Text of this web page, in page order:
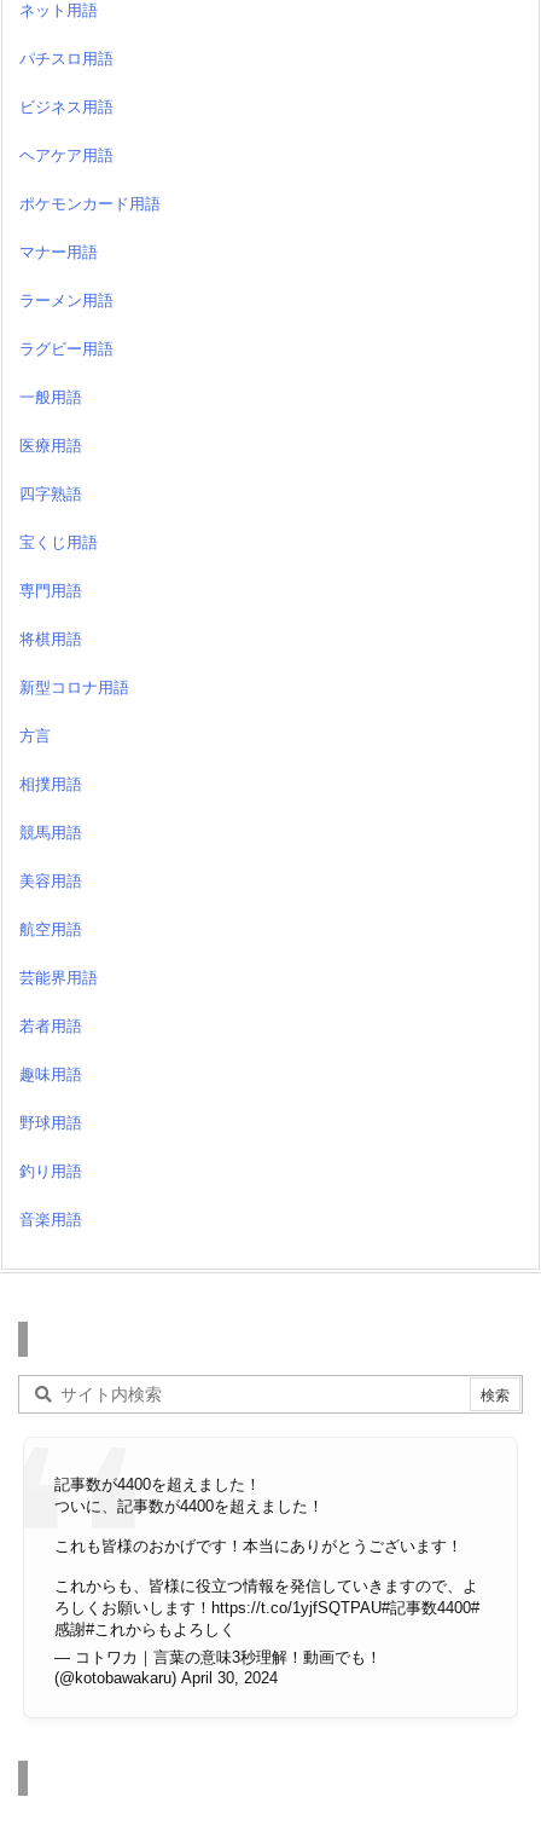
ネット用語
パチスロ用語
ビジネス用語
ヘアケア用語
ポケモンカード用語
マナー用語
ラーメン用語
ラグビー用語
一般用語
医療用語
四字熟語
宝くじ用語
専門用語
将棋用語
新型コロナ用語
方言
相撲用語
競馬用語
美容用語
航空用語
芸能界用語
若者用語
趣味用語
野球用語
釣り用語
音楽用語
記事数が4400を超えました！
ついに、記事数が4400を超えました！
これも皆様のおかげです！本当にありがとうございます！
これからも、皆様に役立つ情報を発信していきますので、よ
ろしくお願いします！ https://t.co/1yjfSQTPAU#記事数4400#
感謝#これからもよろしく
— コトワカ｜言葉の意味3秒理解！動画でも！
(@kotobawakaru) April 30, 2024